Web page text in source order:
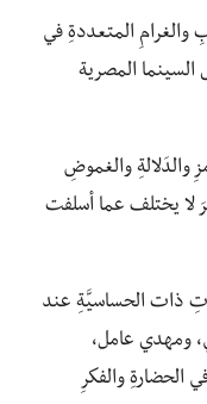
المتعددةِ في
المصرية
والدَلالةِ والغموضِ
لا يختلف عما أسلفت
ذات الحساسيَّةِ عند
ومهدي عامل،
الحضارةِ والفكرِ